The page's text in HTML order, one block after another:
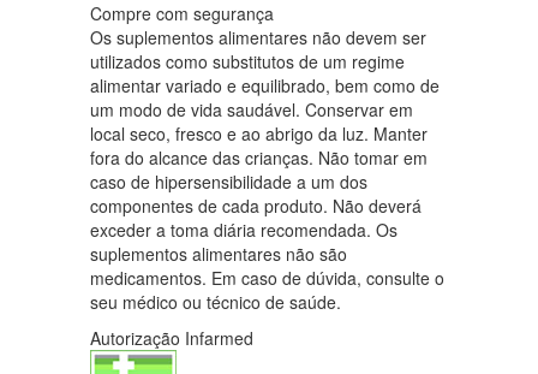
Compre com segurança
Os suplementos alimentares não devem ser
utilizados como substitutos de um regime
alimentar variado e equilibrado, bem como de
um modo de vida saudável. Conservar em
local seco, fresco e ao abrigo da luz. Manter
fora do alcance das crianças. Não tomar em
caso de hipersensibilidade a um dos
componentes de cada produto. Não deverá
exceder a toma diária recomendada. Os
suplementos alimentares não são
medicamentos. Em caso de dúvida, consulte o
seu médico ou técnico de saúde.
Autorização Infarmed